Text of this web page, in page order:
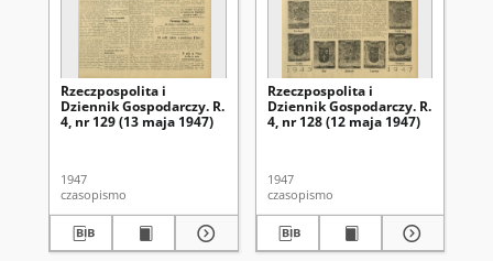
Rzeczpospolita i
Dziennik Gospodarczy. R.
4, nr 129 (13 maja 1947)
1947
czasopismo
Rzeczpospolita i
Dziennik Gospodarczy. R.
4, nr 128 (12 maja 1947)
1947
czasopismo